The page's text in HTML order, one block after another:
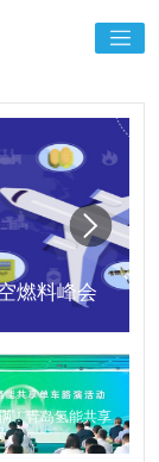
燃料峰会
！青岛氢能共享